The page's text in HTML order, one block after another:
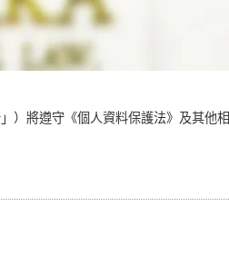
）將遵守《個人資料保護法》及其他相